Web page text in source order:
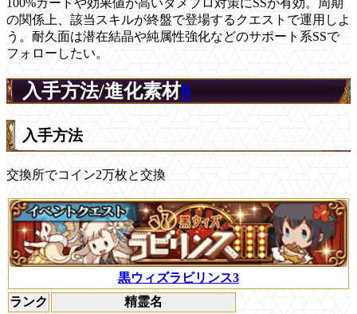
100%ガードや効果値が高いダメブロ対策にSSが有効。周期
の関係上、該当スキルが終盤で登場するクエストで運用しよ
う。耐久面は潜在結晶や純属性強化などのサポート系SSで
フォローしたい。
入手方法/進化素材0
入手方法
交換所でコイン2万枚と交換
黒ウィズラビリンス3
ランク
精霊名